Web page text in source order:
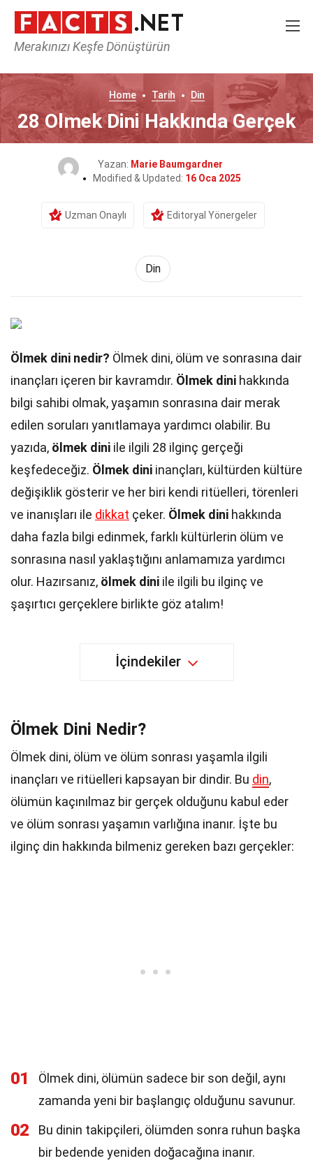
Merakınızı Keşfe Dönüştürün
Home Tarih Din
28 Olmek Dini Hakkında Gerçek
Yazan: Marie Baumgardner
Modified & Updated: 16 Oca 2025
Uzman Onaylı Editoryal Yönergeler
Din
Ölmek dini nedir? Ölmek dini, ölüm ve sonrasına dair
inançları içeren bir kavramdır. Ölmek dini hakkında
bilgi sahibi olmak, yaşamın sonrasına dair merak
edilen soruları yanıtlamaya yardımcı olabilir. Bu
yazıda, ölmek dini ile ilgili 28 ilginç gerçeği
keşfedeceğiz. Ölmek dini inançları, kültürden kültüre
değişiklik gösterir ve her biri kendi ritüelleri, törenleri
ve inanışları ile dikkat çeker. Ölmek dini hakkında
daha fazla bilgi edinmek, farklı kültürlerin ölüm ve
sonrasına nasıl yaklaştığını anlamamıza yardımcı
olur. Hazırsanız, ölmek dini ile ilgili bu ilginç ve
şaşırtıcı gerçeklere birlikte göz atalım!
İçindekiler
Ölmek Dini Nedir?
Ölmek dini, ölüm ve ölüm sonrası yaşamla ilgili
inançları ve ritüelleri kapsayan bir dindir. Bu din,
ölümün kaçınılmaz bir gerçek olduğunu kabul eder
ve ölüm sonrası yaşamın varlığına inanır. İşte bu
ilginç din hakkında bilmeniz gereken bazı gerçekler:
01
Ölmek dini, ölümün sadece bir son değil, aynı
zamanda yeni bir başlangıç olduğunu savunur.
02
Bu dinin takipçileri, ölümden sonra ruhun başka
bir bedende yeniden doğacağına inanır.